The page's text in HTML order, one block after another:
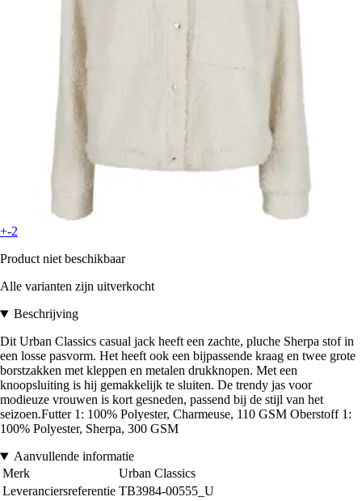
+-2
Product niet beschikbaar
Alle varianten zijn uitverkocht
Beschrijving
Dit Urban Classics casual jack heeft een zachte, pluche Sherpa stof in
een losse pasvorm. Het heeft ook een bijpassende kraag en twee grote
borstzakken met kleppen en metalen drukknopen. Met een
knoopsluiting is hij gemakkelijk te sluiten. De trendy jas voor
modieuze vrouwen is kort gesneden, passend bij de stijl van het
seizoen.Futter 1: 100% Polyester, Charmeuse, 110 GSM Oberstoff 1:
100% Polyester, Sherpa, 300 GSM
Aanvullende informatie
Merk
Urban Classics
Leveranciersreferentie TB3984-00555_U